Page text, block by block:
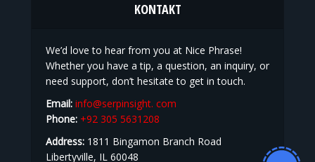
KONTAKT
We’d love to hear from you at Nice Phrase!
Whether you have a tip, a question, an inquiry, or
need support, don’t hesitate to get in touch.
Email: info@serpinsight. com
Phone: +92 305 5631208
Address: 1811 Bingamon Branch Road
Libertyville, IL 60048